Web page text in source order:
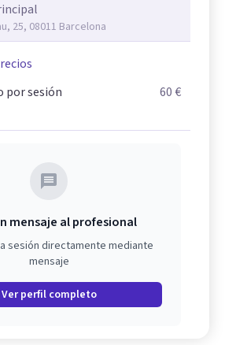
25, 08011 Barcelona
por sesión
60 €
mensaje al profesional
sesión directamente mediante
mensaje
Ver perfil completo